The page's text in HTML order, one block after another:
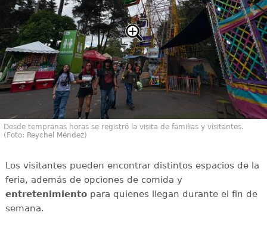
Desde tempranas horas se registró la visita de familias y visitantes.
(Foto: Reychel Méndez)
Los visitantes pueden encontrar distintos espacios de la
feria, además de opciones de comida y
entretenimientopara quienes llegan durante el fin de
semana.